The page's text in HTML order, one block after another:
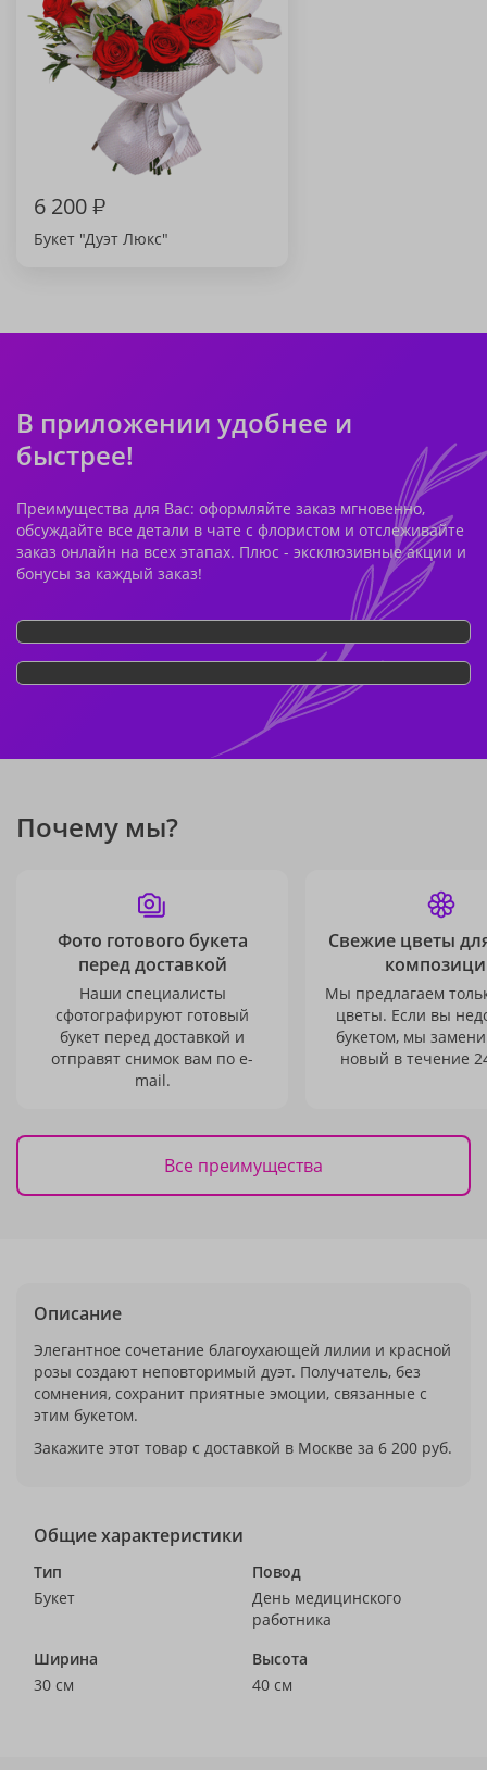
6 200₽
Букет "Дуэт Люкс"
В приложении удобнее и
быстрее!
Преимущества для Вас: оформляйте заказ мгновенно,
обсуждайте все детали в чате с флористом и отслеживайте
заказ онлайн на всех этапах. Плюс - эксклюзивные акции и
бонусы за каждый заказ!
Почему мы?
Фото готового букета
перед доставкой
Наши специалисты
сфотографируют готовый
букет перед доставкой и
отправят снимок вам по e-
mail.
Свежие цветы
Мы предлагаем
цветы. Если вы
букетом, мы
новый в течение
Все преимущества
Описание
Элегантное сочетание благоухающей лилии и красной
розы создают неповторимый дуэт. Получатель, без
сомнения, сохранит приятные эмоции, связанные с
этим букетом.
Закажите этот товар с доставкой в Москве за 6 200 руб.
Общие характеристики
Тип
Букет
Повод
День медицинского
работника
Ширина
30 см
Высота
40 см